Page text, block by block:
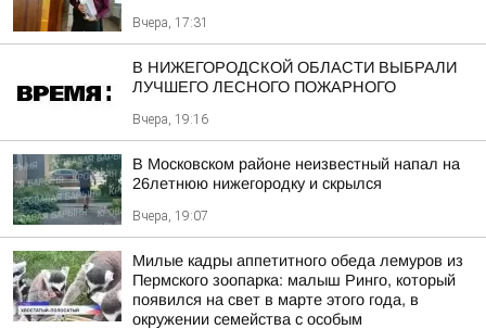
Вчера, 17:31
В НИЖЕГОРОДСКОЙ ОБЛАСТИ ВЫБРАЛИ
ЛУЧШЕГО ЛЕСНОГО ПОЖАРНОГО
Вчера, 19:16
В Московском районе неизвестный напал на
26летнюю нижегородку и скрылся
Вчера, 19:07
Милые кадры аппетитного обеда лемуров из
Пермского зоопарка: малыш Ринго, который
появился на свет в марте этого года, в
окружении семейства с особым